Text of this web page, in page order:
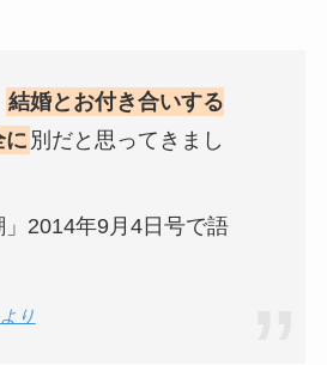
結婚とお付き合いする
に 別だと思ってきまし
」2014年9月4日号で語
り